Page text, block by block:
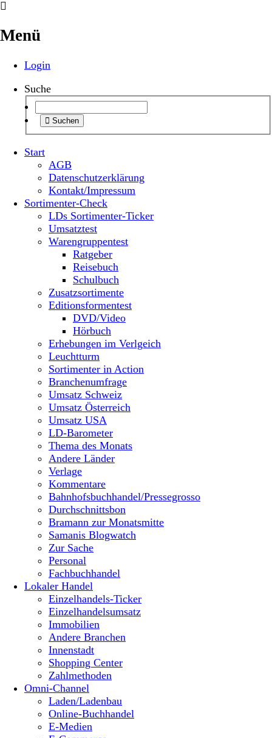
Menü
Login
Suche
Suchen
Start
AGB
Datenschutzerklärung
Kontakt/Impressum
Sortimenter-Check
LDs Sortimenter-Ticker
Umsatztest
Warengruppentest
Ratgeber
Reisebuch
Schulbuch
Zusatzsortimente
Editionsformentest
DVD/Video
Hörbuch
Erhebungen im Verlgeich
Leuchtturm
Sortimenter in Action
Branchenumfrage
Umsatz Schweiz
Umsatz Österreich
Umsatz USA
LD-Barometer
Thema des Monats
Andere Länder
Verlage
Kommentare
Bahnhofsbuchhandel/Pressegrosso
Durchschnittsbon
Bramann zur Monatsmitte
Samanis Blogwatch
Zur Sache
Personal
Fachbuchhandel
Lokaler Handel
Einzelhandels-Ticker
Einzelhandelsumsatz
Immobilien
Andere Branchen
Innenstadt
Shopping Center
Zahlmethoden
Omni-Channel
Laden/Ladenbau
Online-Buchhandel
E-Medien